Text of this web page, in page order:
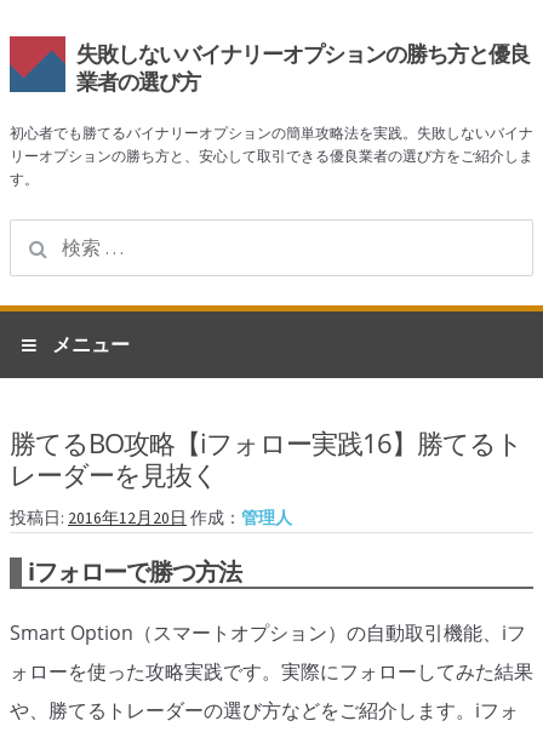
失敗しないバイナリーオプションの勝ち方と優良
業者の選び方
初心者でも勝てるバイナリーオプションの簡単攻略法を実践。失敗しないバイナ
リーオプションの勝ち方と、安心して取引できる優良業者の選び方をご紹介しま
す。
ナ
ビ
ゲ
シ
ョ
へ
ス
キ
ッ
コ
ン
テ
ツ
へ
キ
ッ
プ
メニュー
業者一覧
オプションビット
初心者講座
基本ルール・取引のしかた
勝てるBO攻略【iフォロー実践16】勝てるト
レーダーを見抜く
投稿日: 2016年12月20日 作成： 管理人
iフォローで勝つ方法
Smart Option（スマートオプション）の自動取引機能、iフ
ォローを使った攻略実践です。実際にフォローしてみた結果
や、勝てるトレーダーの選び方などをご紹介します。iフォ